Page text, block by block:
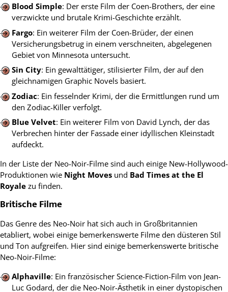
Blood Simple: Der erste Film der Coen-Brothers, der eine
verzwickte und brutale Krimi-Geschichte erzählt.
Fargo: Ein weiterer Film der Coen-Brüder, der einen
Versicherungsbetrug in einem verschneiten, abgelegenen
Gebiet von Minnesota untersucht.
Sin City: Ein gewalttätiger, stilisierter Film, der auf den
gleichnamigen Graphic Novels basiert.
Zodiac: Ein fesselnder Krimi, der die Ermittlungen rund um
den Zodiac-Killer verfolgt.
Blue Velvet: Ein weiterer Film von David Lynch, der das
Verbrechen hinter der Fassade einer idyllischen Kleinstadt
aufdeckt.
In der Liste der Neo-Noir-Filme sind auch einige New-Hollywood-
Produktionen wie Night Moves und Bad Times at the El
Royale zu finden.
Britische Filme
Das Genre des Neo-Noir hat sich auch in Großbritannien
etabliert, wobei einige bemerkenswerte Filme den düsteren Stil
und Ton aufgreifen. Hier sind einige bemerkenswerte britische
Neo-Noir-Filme:
Alphaville: Ein französischer Science-Fiction-Film von Jean-
Luc Godard, der die Neo-Noir-Ästhetik in einer dystopischen